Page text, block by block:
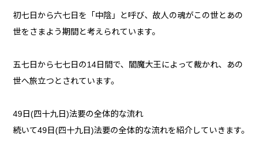
初七日から六七日を「中陰」と呼び、故人の魂がこの世とあの
世をさまよう期間と考えられています。
五七日から七七日の14日間で、閻魔大王によって裁かれ、あの
世へ旅立つとされています。
49日(四十九日)法要の全体的な流れ
続いて49日(四十九日)法要の全体的な流れを紹介していきます。